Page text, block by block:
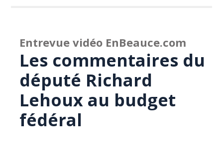
Entrevue vidéo EnBeauce.com
Les commentaires du
député Richard
Lehoux au budget
fédéral